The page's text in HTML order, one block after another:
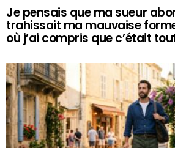
Je pensais que ma sueur
trahissait ma mauvaise
où j’ai compris que c’était